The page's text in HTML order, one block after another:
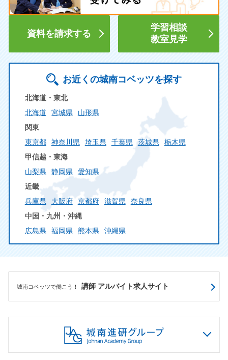
資料を請求する
学習相談
教室見学
お近くの城南コベッツを探す
北海道・東北
北海道
宮城県
山形県
関東
東京都
神奈川県 埼玉県 千葉県 茨城県
栃木県
甲信越・東海
山梨県
静岡県
愛知県
近畿
兵庫県
大阪府 京都府 滋賀県
奈良県
中国・九州・沖縄
広島県
福岡県 熊本県 沖縄県
城南コベッツで働こう！ 講師 アルバイト求人サイト